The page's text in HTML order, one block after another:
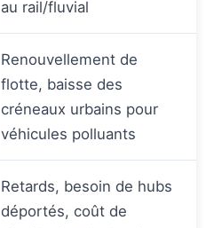
au rail/fluvial
Renouvellement de
flotte, baisse des
créneaux urbains pour
véhicules polluants
Retards, besoin de hubs
déportés, coût de